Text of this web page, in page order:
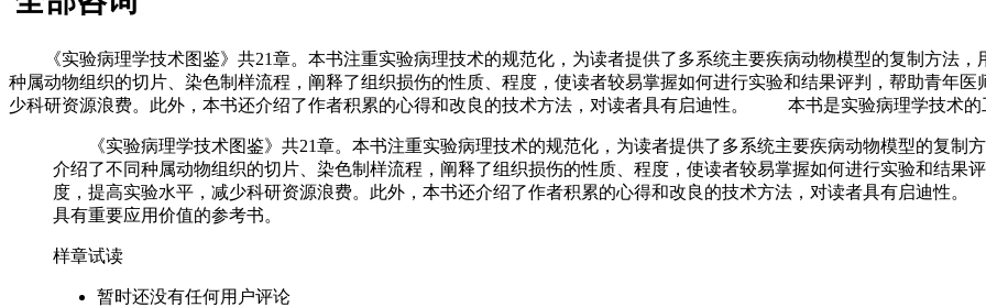
《实验病理学技术图鉴》共21章。本书注重实验病理技术的规范化，为读者提供了多系统主要疾病动物模型的复制方法，
种属动物组织的切片、染色制样流程，阐释了组织损伤的性质、程度，使读者较易掌握如何进行实验和结果评判，帮助青年
少科研资源浪费。此外，本书还介绍了作者积累的心得和改良的技术方法，对读者具有启迪性。 本书是实验病理学技术的
《实验病理学技术图鉴》共21章。本书注重实验病理技术的规范化，为读者提供了多系统主要疾病动物模型的复制
介绍了不同种属动物组织的切片、染色制样流程，阐释了组织损伤的性质、程度，使读者较易掌握如何进行实验和结果
度，提高实验水平，减少科研资源浪费。此外，本书还介绍了作者积累的心得和改良的技术方法，对读者具有启迪
具有重要应用价值的参考书。
样章试读
暂时还没有任何用户评论